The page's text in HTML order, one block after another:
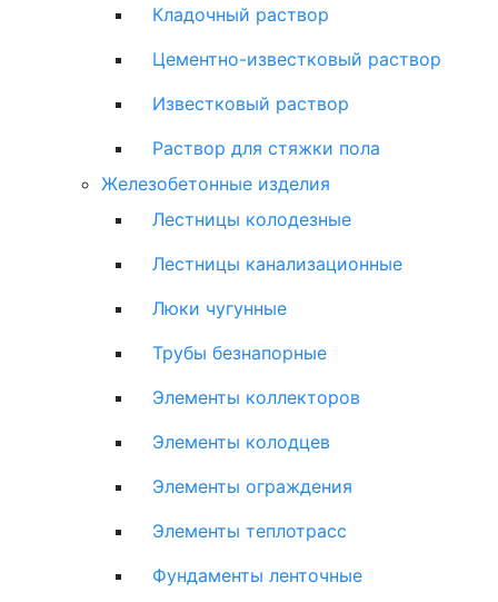
Кладочный раствор
Цементно-известковый раствор
Известковый раствор
Раствор для стяжки пола
Железобетонные изделия
Лестницы колодезные
Лестницы канализационные
Люки чугунные
Трубы безнапорные
Элементы коллекторов
Элементы колодцев
Элементы ограждения
Элементы теплотрасс
Фундаменты ленточные